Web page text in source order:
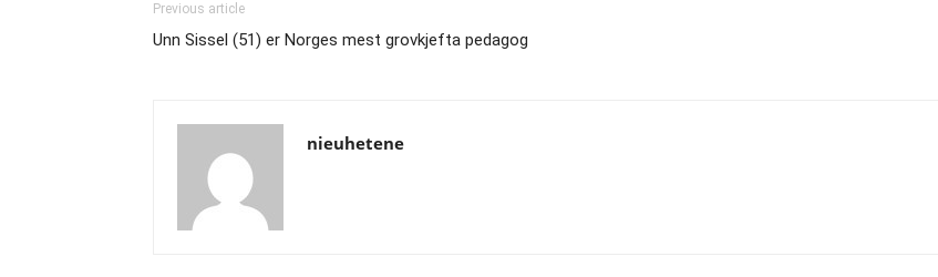
Previous article
Unn Sissel (51) er Norges mest grovkjefta pedagog
nieuhetene